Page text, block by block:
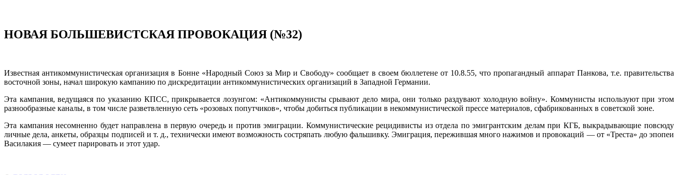
НОВАЯ БОЛЬШЕВИСТСКАЯ ПРОВОКАЦИЯ (№32)
Известная антикоммунистическая организация в Бонне «Народный Союз за Мир и Свободу» сообщает в своем бюллетене от 10.8.55, что пропагандный аппарат Панкова, т.е. правительства
восточной зоны, начал широкую кампанию по дискредитации антикоммунистических организаций в Западной Германии.
Эта кампания, ведущаяся по указанию КПСС, прикрывается лозунгом: «Антикоммунисты срывают дело мира, они только раздувают холодную войну». Коммунисты используют при этом
разнообразные каналы, в том числе развет­вленную сеть «розовых попутчиков», чтобы добиться публикации в некоммуни­стической прессе материалов, сфабрикованных в советской зоне.
Эта кампания несомненно будет направлена в первую очередь и против эмиграции. Коммунистические рецидивисты из отдела по эмигрантским делам при КГБ, выкрадывающие повсюду
личные дела, анкеты, образцы подписей и т. д., технически имеют возможность состряпать любую фальшивку. Эмиграция, пережившая много нажимов и провокаций — от «Треста» до эпопеи
Василакия — сумеет парировать и этот удар.